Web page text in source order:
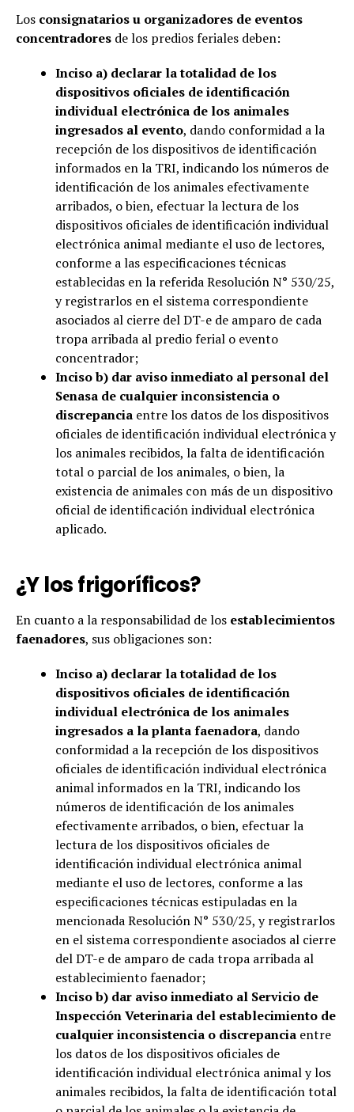
Los consignatarios u organizadores de eventos
concentradores de los predios feriales deben:
Inciso a) declarar la totalidad de los
dispositivos oficiales de identificación
individual electrónica de los animales
ingresados al evento, dando conformidad a la
recepción de los dispositivos de identificación
informados en la TRI, indicando los números de
identificación de los animales efectivamente
arribados, o bien, efectuar la lectura de los
dispositivos oficiales de identificación individual
electrónica animal mediante el uso de lectores,
conforme a las especificaciones técnicas
establecidas en la referida Resolución N° 530/25,
y registrarlos en el sistema correspondiente
asociados al cierre del DT-e de amparo de cada
tropa arribada al predio ferial o evento
concentrador;
Inciso b) dar aviso inmediato al personal del
Senasa de cualquier inconsistencia o
discrepancia entre los datos de los dispositivos
oficiales de identificación individual electrónica y
los animales recibidos, la falta de identificación
total o parcial de los animales, o bien, la
existencia de animales con más de un dispositivo
oficial de identificación individual electrónica
aplicado.
¿Y los frigoríficos?
En cuanto a la responsabilidad de los establecimientos
faenadores, sus obligaciones son:
Inciso a) declarar la totalidad de los
dispositivos oficiales de identificación
individual electrónica de los animales
ingresados a la planta faenadora, dando
conformidad a la recepción de los dispositivos
oficiales de identificación individual electrónica
animal informados en la TRI, indicando los
números de identificación de los animales
efectivamente arribados, o bien, efectuar la
lectura de los dispositivos oficiales de
identificación individual electrónica animal
mediante el uso de lectores, conforme a las
especificaciones técnicas estipuladas en la
mencionada Resolución N° 530/25, y registrarlos
en el sistema correspondiente asociados al cierre
del DT-e de amparo de cada tropa arribada al
establecimiento faenador;
Inciso b) dar aviso inmediato al Servicio de
Inspección Veterinaria del establecimiento de
cualquier inconsistencia o discrepancia entre
los datos de los dispositivos oficiales de
identificación individual electrónica animal y los
animales recibidos, la falta de identificación total